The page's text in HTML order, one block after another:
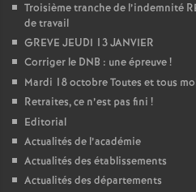
Troisième tranche de l’indemnité
de travail
GREVE JEUDI 13 JANVIER
Corriger le DNB : une épreuve!
Mardi 18 octobre Toutes et tous
Retraites, ce n’est pas fini !
Editorial
Actualités de l’académie
Actualités des établissements
Actualités des départements